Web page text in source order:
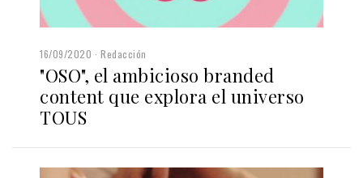
16/09/2020 Redacción
"OSO", el ambicioso branded
content que explora el universo
TOUS